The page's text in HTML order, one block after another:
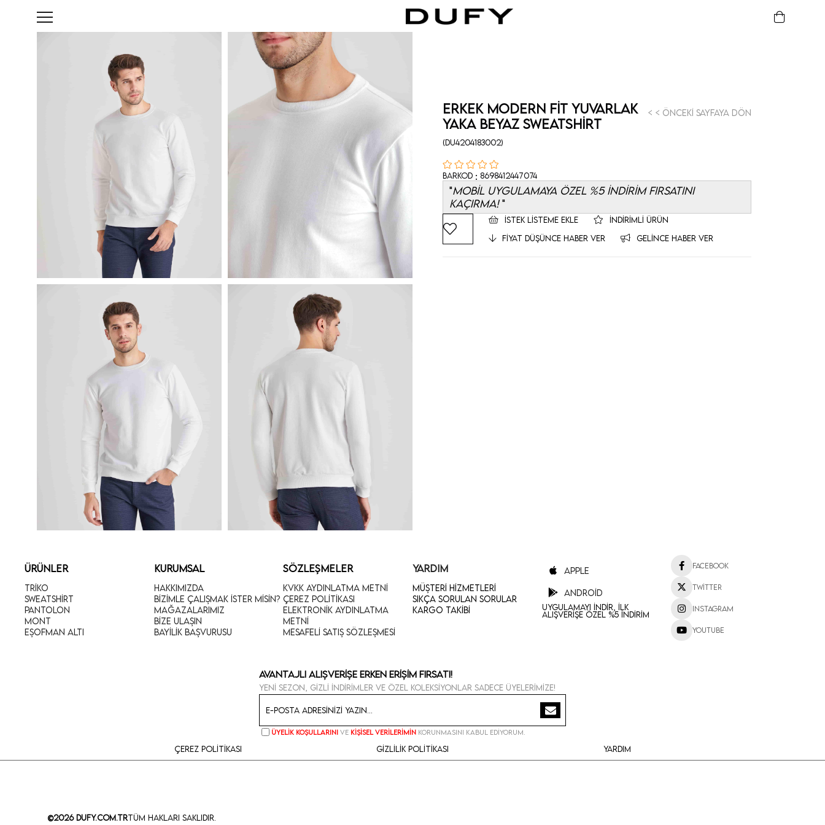
< < Önceki Sayfaya Dön
Erkek Modern Fit Yuvarlak
Yaka Beyaz Sweatshirt
(DU4204183002)
Barkod : 8698412447074
MOBİL UYGULAMAYA ÖZEL %5 İNDİRİM FIRSATINI
KAÇIRMA!
İSTEK LISTEME EKLE
İNDIRIMLI ÜRÜN
FIYAT DÜŞÜNCE HABER VER
GELINCE HABER VER
ÜRÜNLER
Triko
Sweatshirt
Pantolon
Mont
Eşofman Altı
KURUMSAL
Hakkımızda
Bizimle Çalışmak İster Misin?
Mağazalarımız
Bize Ulaşın
Bayilik Başvurusu
SÖZLEŞMELER
KVKK Aydınlatma Metni
Çerez Politikası
Elektronik Aydınlatma
Metni
Mesafeli Satış Sözleşmesi
YARDIM
Müşteri Hizmetleri
Sıkça Sorulan Sorular
Kargo Takibi
Apple
Android
Uygulamayı İndir, İlk
Alışverişe Özel %5 İndirim
Facebook
Twitter
Instagram
Youtube
Avantajlı Alışverişe Erken Erişim Fırsatı!
Yeni sezon, gizli indirimler ve özel koleksiyonlar sadece üyelerimize!
Üyelik koşullarını ve kişisel verilerimin korunmasını kabul ediyorum.
Çerez Politikası Gizlilik Politikası Yardım
©2026 Dufy.com.trTüm Hakları Saklıdır.